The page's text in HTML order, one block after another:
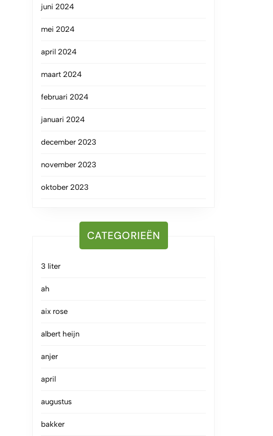
juni 2024
mei 2024
april 2024
maart 2024
februari 2024
januari 2024
december 2023
november 2023
oktober 2023
CATEGORIEËN
3 liter
ah
aix rose
albert heijn
anjer
april
augustus
bakker